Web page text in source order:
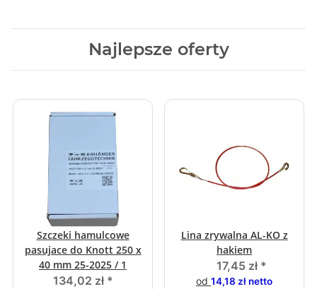
Najlepsze oferty
Szczeki hamulcowe
pasujace do Knott 250 x
40 mm 25-2025 / 1
134,02 zł *
Lina zrywalna AL-KO z
hakiem
od
17,45 zł *
14,18 zł netto